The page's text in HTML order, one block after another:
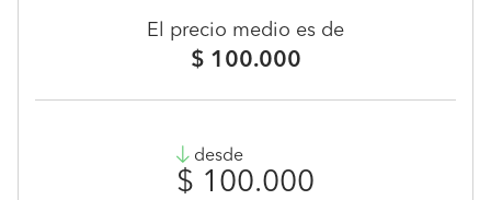
El precio medio es de
$ 100.000
desde
$ 100.000